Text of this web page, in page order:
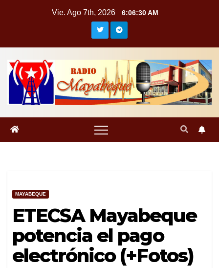
Vie. Ago 7th, 2026 6:06:30 AM
MAYABEQUE
ETECSA Mayabeque
potencia el pago
electrónico (+Fotos)